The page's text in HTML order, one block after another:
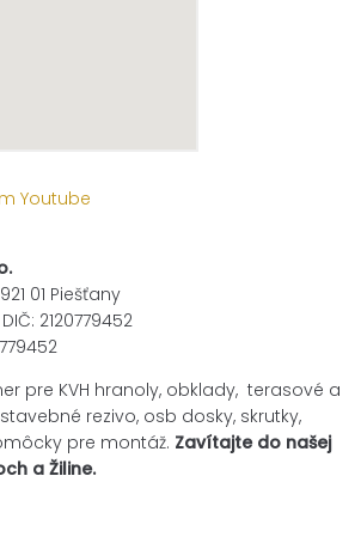
Youtube
01 Piešťany
2120779452
pre KVH hranoly, obklady, terasové a
stavebné rezivo, osb dosky, skrutky,
pre montáž. Zavítajte do našej
a Žiline.